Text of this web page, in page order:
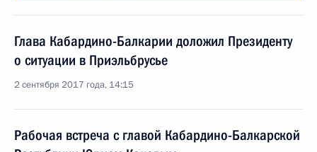
Глава Кабардино-Балкарии доложил Президенту
о ситуации в Приэльбрусье
2 сентября 2017 года, 14:15
Рабочая встреча с главой Кабардино-Балкарской